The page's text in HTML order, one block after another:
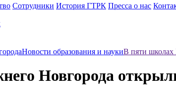
Сотрудники История ГТРК Пресса о нас
Новости образования и наукиВ пяти школах
Новгорода